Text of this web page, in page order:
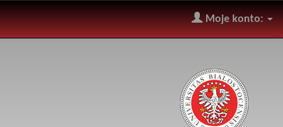
Moje konto: